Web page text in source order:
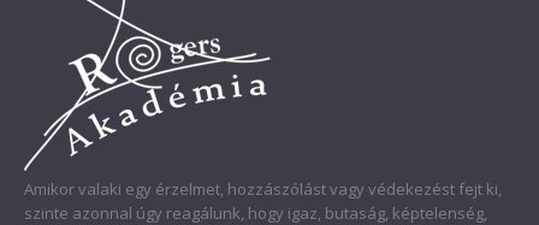
Amikor valaki egy érzelmet, hozzászólást vagy védekezést fejt ki,
szinte azonnal úgy reagálunk, hogy igaz, butaság, képtelenség,